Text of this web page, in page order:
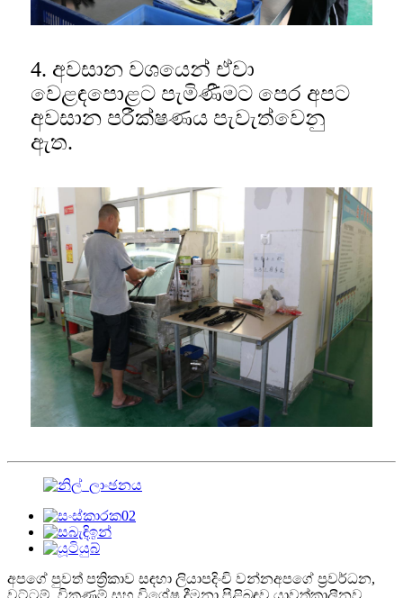
4. අවසාන වශයෙන් ඒවා
වෙළඳපොළට පැමිණීමට පෙර අපට
අවසාන පරීක්ෂණය පැවැත්වෙනු
ඇත.
අපගේ පුවත් පත්‍රිකාව සඳහා ලියාපදිංචි වන්නඅපගේ ප්‍රවර්ධන,